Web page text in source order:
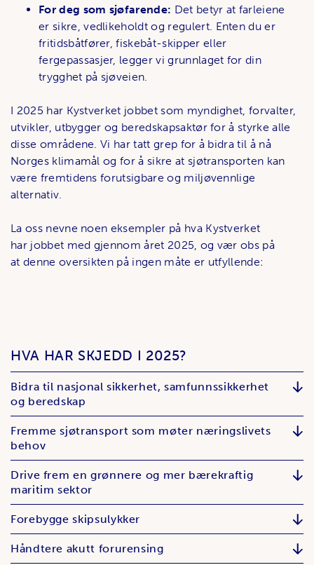
For deg som sjøfarende: Det betyr at farleiene
er sikre, vedlikeholdt og regulert. Enten du er
fritidsbåtfører, fiskebåt-skipper eller
fergepassasjer, legger vi grunnlaget for din
trygghet på sjøveien.
I 2025 har Kystverket jobbet som myndighet, forvalter,
utvikler, utbygger og beredskapsaktør for å styrke alle
disse områdene. Vi har tatt grep for å bidra til å nå
Norges klimamål og for å sikre at sjøtransporten kan
være fremtidens forutsigbare og miljøvennlige
alternativ.
La oss nevne noen eksempler på hva Kystverket
har jobbet med gjennom året 2025, og vær obs på
at denne oversikten på ingen måte er utfyllende:
HVA HAR SKJEDD I 2025?
Bidra til nasjonal sikkerhet, samfunnssikkerhet
og beredskap
Fremme sjøtransport som møter næringslivets
behov
Drive frem en grønnere og mer bærekraftig
maritim sektor
Forebygge skipsulykker
Håndtere akutt forurensing